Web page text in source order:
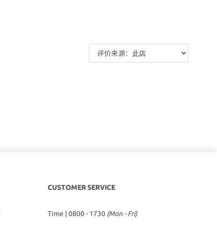
CUSTOMER SERVICE
Time | 0800 - 1730 (Mon - Fri)